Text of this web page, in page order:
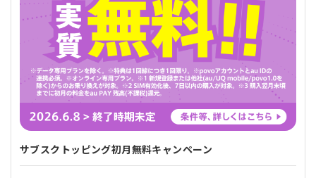
サブスクトッピング初月無料キャンペーン